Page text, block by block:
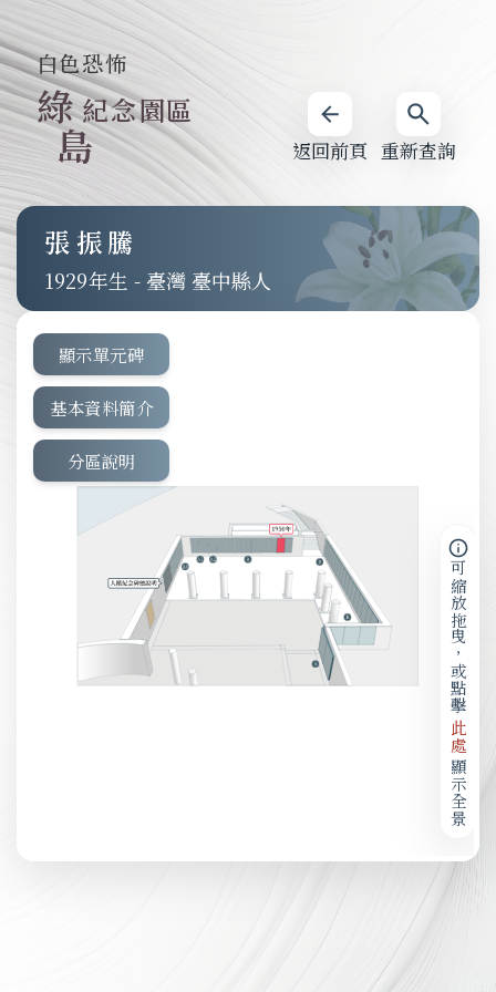
重新查詢
返回前頁
白色恐怖
綠
島
紀念園區
張振騰
1929 - 臺灣 臺中縣人
顯示單元碑
基本資料簡介
分區說明
可縮放拖曳，或點擊
此處
顯示全景